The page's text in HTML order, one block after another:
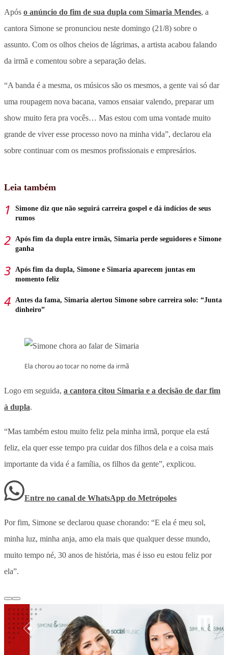
Após o anúncio do fim de sua dupla com Simaria Mendes, a
cantora Simone se pronunciou neste domingo (21/8) sobre o
assunto. Com os olhos cheios de lágrimas, a artista acabou falando
da irmã e comentou sobre a separação delas.
“A banda é a mesma, os músicos são os mesmos, a gente vai só dar
uma roupagem nova bacana, vamos ensaiar valendo, preparar um
show muito fera pra vocês… Mas estou com uma vontade muito
grande de viver esse processo novo na minha vida”, declarou ela
sobre continuar com os mesmos profissionais e empresários.
Leia também
Simone diz que não seguirá carreira gospel e dá indícios de seus
rumos
Após fim da dupla entre irmãs, Simaria perde seguidores e Simone
ganha
Após fim da dupla, Simone e Simaria aparecem juntas em
momento feliz
Antes da fama, Simaria alertou Simone sobre carreira solo: “Junta
dinheiro”
Ela chorou ao tocar no nome da irmã
Logo em seguida, a cantora citou Simaria e a decisão de dar fim
à dupla.
“Mas também estou muito feliz pela minha irmã, porque ela está
feliz, ela quer esse tempo pra cuidar dos filhos dela e a coisa mais
importante da vida é a família, os filhos da gente”, explicou.
Entre no canal de WhatsApp do Metrópoles
Por fim, Simone se declarou quase chorando: “E ela é meu sol,
minha luz, minha anja, amo ela mais que qualquer desse mundo,
muito tempo né, 30 anos de história, mas é isso eu estou feliz por
ela”.